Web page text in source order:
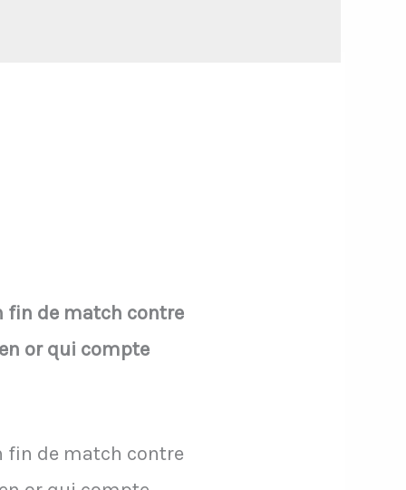
fin de match contre
or qui compte
fin de match contre